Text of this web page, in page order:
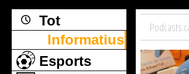
Tot
Informatius
Esports